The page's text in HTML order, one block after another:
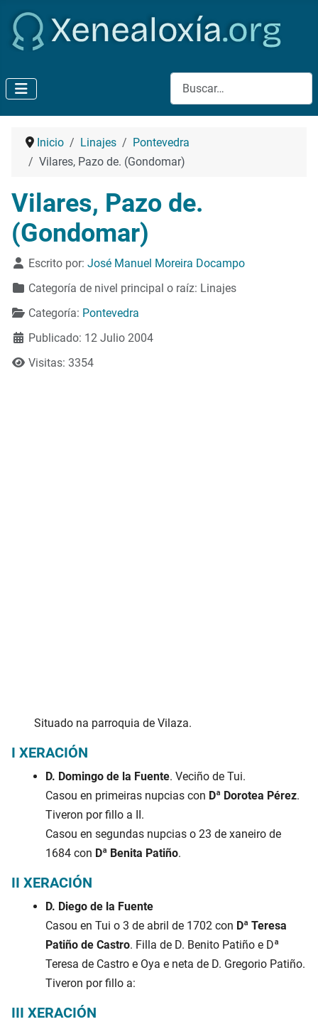
Buscar
Inicio Linajes
Pontevedra
Vilares, Pazo de. (Gondomar)
Vilares, Pazo de.
(Gondomar)
Detalles
Escrito por: José Manuel Moreira Docampo
Categoría de nivel principal o raíz: Linajes
Categoría: Pontevedra
Publicado: 12 Julio 2004
Visitas: 3354
Situado na parroquia de Vilaza.
I XERACIÓN
D. Domingo de la Fuente. Veciño de Tui.
Casou en primeiras nupcias con Dª Dorotea Pérez.
Tiveron por fillo a II.
Casou en segundas nupcias o 23 de xaneiro de
1684 con Dª Benita Patiño.
II XERACIÓN
D. Diego de la Fuente
Casou en Tui o 3 de abril de 1702 con Dª Teresa
Patiño de Castro. Filla de D. Benito Patiño e Dª
Teresa de Castro e Oya e neta de D. Gregorio Patiño.
Tiveron por fillo a:
III XERACIÓN